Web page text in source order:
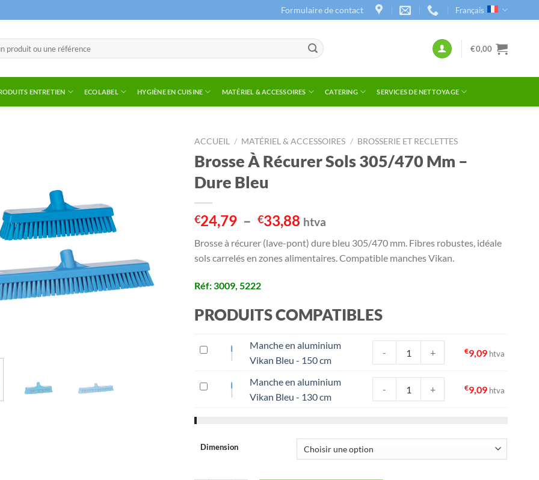
Formulaire de contact Français
€0,00
ENTRETIEN ECOLABEL HYGIÈNE EN CUISINE MATÉRIEL & ACCESSOIRES CATERING SERVICES DE NETTOYAGE
ACCUEIL / MATÉRIEL & ACCESSOIRES / BROSSERIE ET RECLETTES
Brosse À Récurer Sols 305/470 Mm –
Dure Bleu
€24,79 – €33,88 Plage
prix :
€24,79
htva
Brosse à récurer (lave-pont) dure bleu 305/470 mm. Fibres robustes, idéale
sols carrelés en zones alimentaires. Compatible manches Vikan.
Réf: 3009, 5222
PRODUITS COMPATIBLES
Manche en aluminium
Vikan Bleu - 150 cm
- quantité de Manche en aluminium
+ €9,09 htva
Manche en aluminium
Vikan Bleu - 130 cm
- quantité de Manche en aluminium
+ €9,09 htva
Dimension